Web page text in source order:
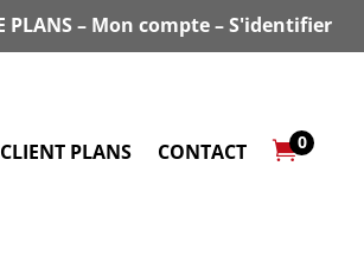
PLANS– Mon compte–S'identifier
PLANS CONTACT 0